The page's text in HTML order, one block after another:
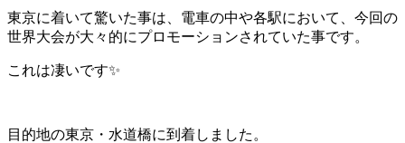
東京に着いて驚いた事は、電車の中や各駅において、今回の
世界大会が大々的にプロモーションされていた事です。
これは凄いです✨
目的地の東京・水道橋に到着しました。